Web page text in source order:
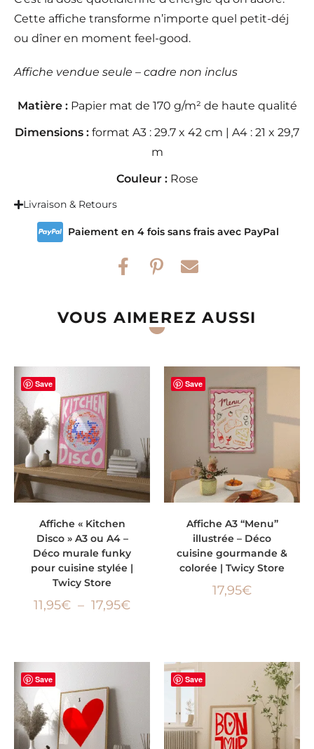
Cette affiche transforme n’importe quel petit-déj
ou dîner en moment feel-good.
Affiche vendue seule – cadre non inclus
Matière :Papier mat de 170 g/m² de haute qualité
Dimensions : format A3 : 29.7 x 42 cm | A4 : 21 x 29,7
m
Couleur :Rose
Livraison & Retours
Paiement en 4 fois sans frais avec PayPal
VOUS AIMEREZ AUSSI
Save
Affiche « Kitchen
Disco » A3 ou A4 –
Déco murale funky
pour cuisine stylée |
Twicy Store
11,95€ – 17,95€
Save
Affiche A3 “Menu”
illustrée – Déco
cuisine gourmande &
colorée | Twicy Store
17,95€
Save Save